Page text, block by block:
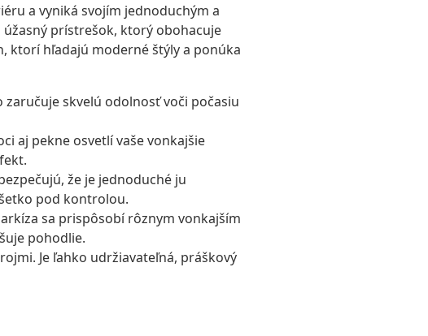
a vyniká svojím jednoduchým a
prístrešok, ktorý obohacuje
ktorí hľadajú moderné štýly a ponúka
skvelú odolnosť voči počasiu
aj pekne osvetlí vaše vonkajšie
že je jednoduché ju
pod kontrolou.
sa prispôsobí rôznym vonkajším
pohodlie.
Je ľahko udržiavateľná, práškový